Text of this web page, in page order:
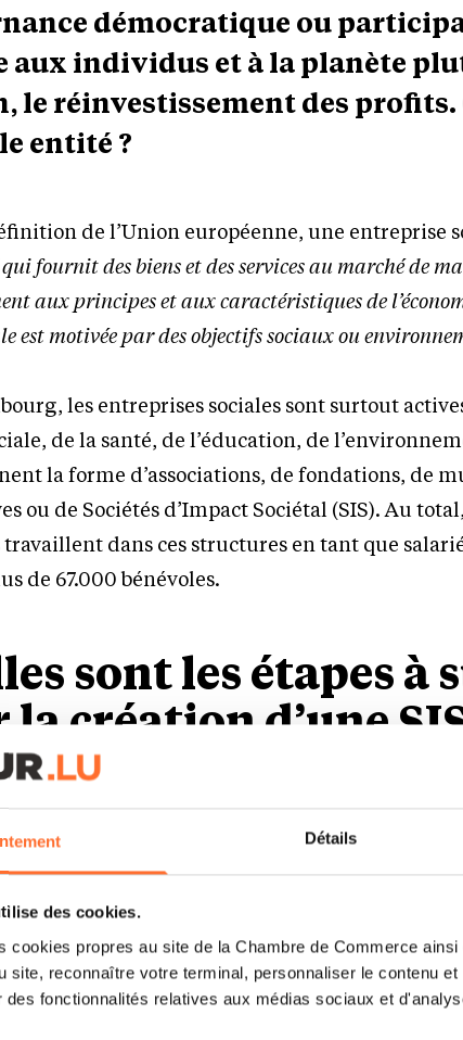
Détails
des cookies.
cookies propres au site de la Chambre de Commerce
site, reconnaître votre terminal, personnaliser le contenu
des fonctionnalités relatives aux médias sociaux et
démocratique ou
aux individus et à la planète
le réinvestissement des
entité ?
de l’Union européenne, une entreprise
fournit des biens et des services au marché de
aux principes et aux caractéristiques de
est motivée par des objectifs sociaux ou
les entreprises sociales sont surtout
de la santé, de l’éducation, de
la forme d’associations, de fondations, de
ou de Sociétés d’Impact Sociétal (SIS). Au
travaillent dans ces structures en tant que
de 67.000 bénévoles.
sont les étapes à
création d’une
indicateurs de performances (nombre de
bilan carbone…),
l’autorisation d’établissement auprès du
l’agrément SIS auprès du ministère du Travail,
constitutif, les statuts (notaire ou seing
statuts et l’agrément et immatriculer la